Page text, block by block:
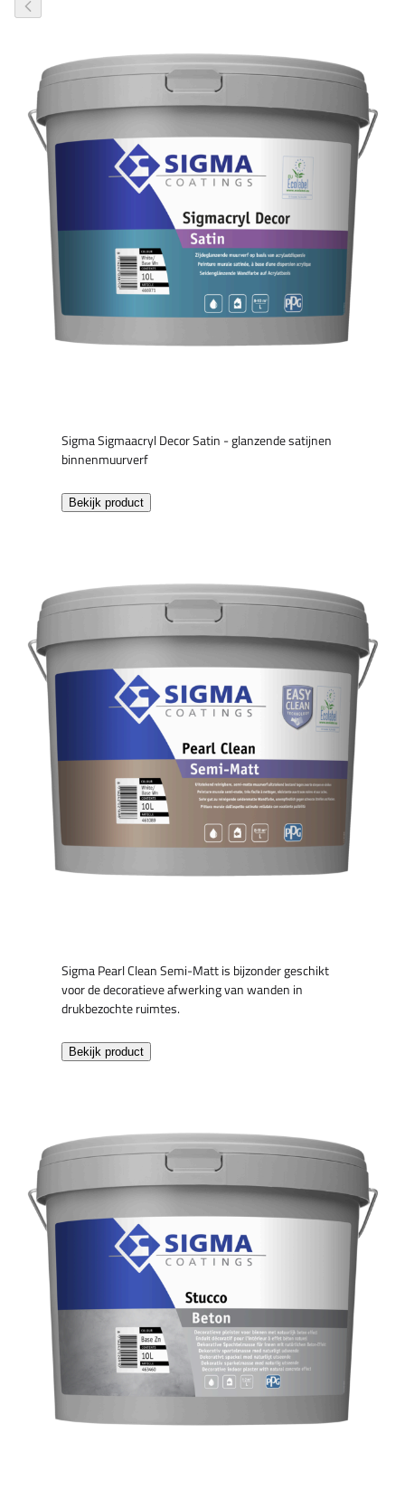
Sigma Sigmaacryl Decor Satin - glanzende satijnen
binnenmuurverf
Bekijk product
Sigma Pearl Clean Semi-Matt is bijzonder geschikt
voor de decoratieve afwerking van wanden in
drukbezochte ruimtes.
Bekijk product